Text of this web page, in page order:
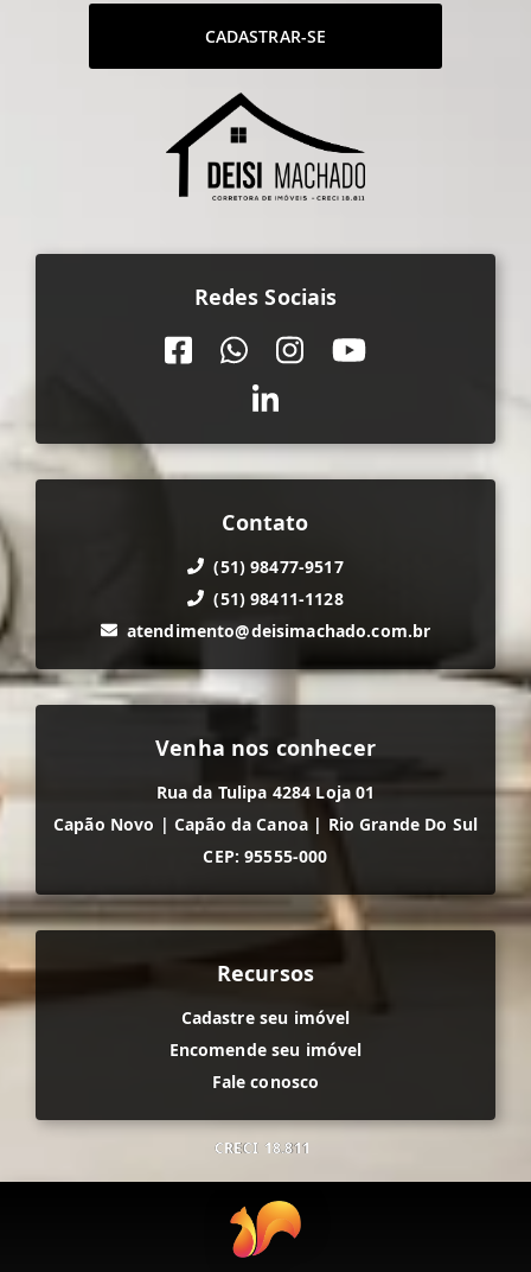
CADASTRAR-SE
Redes Sociais
Contato
(51) 98477-9517
(51) 98411-1128
atendimento@deisimachado.com.br
Venha nos conhecer
Rua da Tulipa 4284 Loja 01
Capão Novo | Capão da Canoa | Rio Grande Do Sul
CEP: 95555-000
Recursos
Cadastre seu imóvel
Encomende seu imóvel
Fale conosco
CRECI 18.811